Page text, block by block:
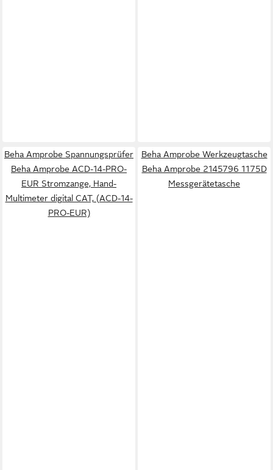
Beha Amprobe Spannungsprüfer
Beha Amprobe ACD-14-PRO-
EUR Stromzange, Hand-
Multimeter digital CAT, (ACD-14-
PRO-EUR)
Beha Amprobe Werkzeugtasche
Beha Amprobe 2145796 1175D
Messgerätetasche